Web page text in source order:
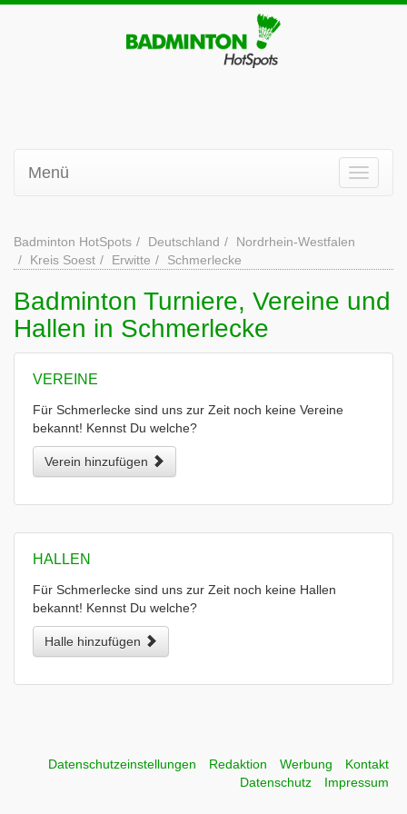
Menü
Badminton HotSpots Deutschland
Nordrhein-Westfalen
Kreis Soest
Erwitte Schmerlecke
Badminton Turniere, Vereine und
Hallen in Schmerlecke
VEREINE
Für Schmerlecke sind uns zur Zeit noch keine Vereine
bekannt! Kennst Du welche?
Verein hinzufügen
HALLEN
Für Schmerlecke sind uns zur Zeit noch keine Hallen
bekannt! Kennst Du welche?
Halle hinzufügen
Datenschutzeinstellungen Redaktion Werbung
Kontakt
Datenschutz
Impressum